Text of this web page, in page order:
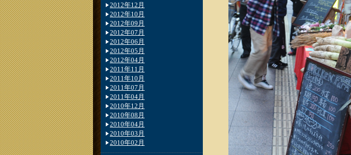
2012年12月
2012年10月
2012年09月
2012年07月
2012年06月
2012年05月
2012年04月
2011年11月
2011年10月
2011年07月
2011年04月
2010年12月
2010年08月
2010年04月
2010年03月
2010年02月